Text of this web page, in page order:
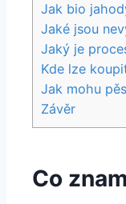
Jak⁢ bio
Jaké jsou
Jaký je
Kde lze
Jak‍ mohu
Závěr
Co